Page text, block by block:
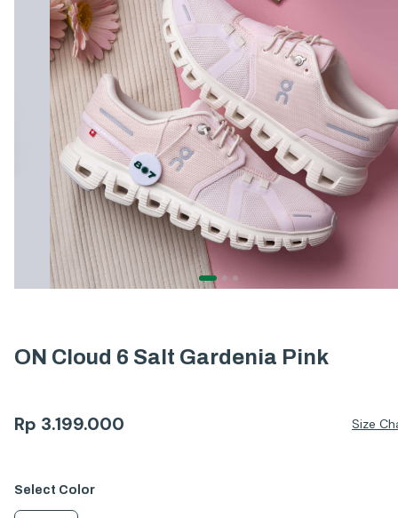
ON Cloud 6 Salt Gardenia Pink
Rp 3.199.000 Size
Select Color